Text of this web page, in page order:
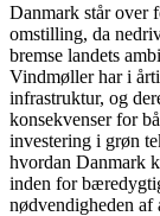
Danmark står over
omstilling, da
bremse landets
Vindmøller har i
infrastruktur, og
konsekvenser for
investering i grøn
hvordan Danmark
inden for
nødvendigheden af